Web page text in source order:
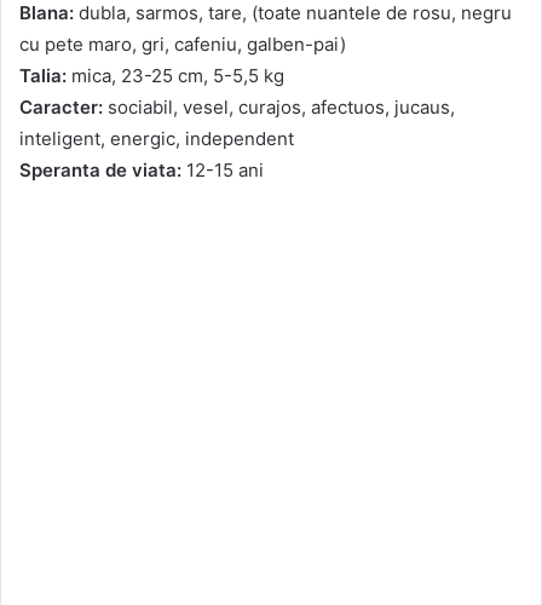
Blana: dubla, sarmos, tare, (toate nuantele de rosu, negru
cu pete maro, gri, cafeniu, galben-pai)
Talia: mica, 23-25 cm, 5-5,5 kg
Caracter: sociabil, vesel, curajos, afectuos, jucaus,
inteligent, energic, independent
Speranta de viata: 12-15 ani